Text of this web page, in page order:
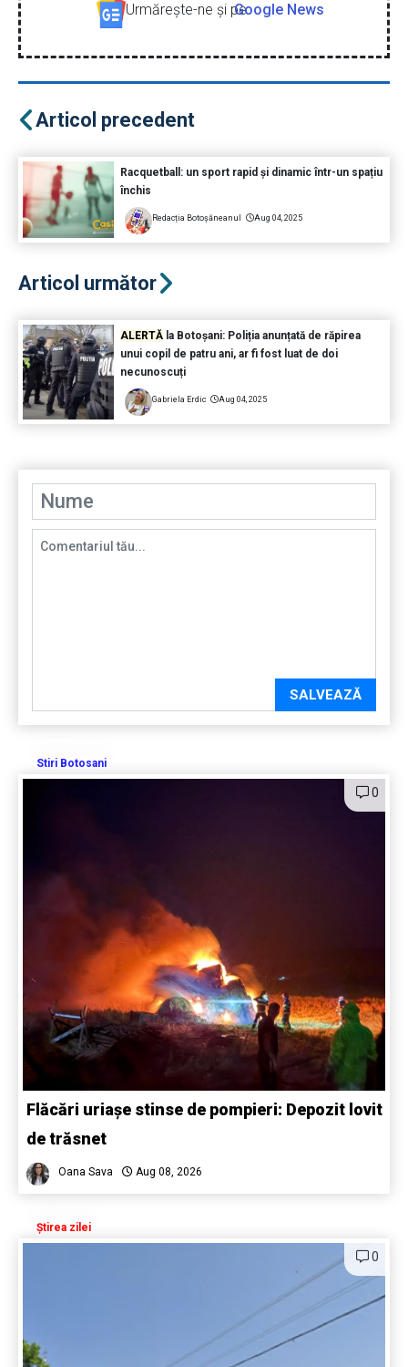
Urmăreşte-ne şi peGoogle News
Articol precedent
Racquetball: un sport rapid și dinamic într-un spațiu
închis
Redacția Botoșăneanul Aug 04, 2025
Articol următor
ALERTĂla Botoșani: Poliția anunțată de răpirea
unui copil de patru ani, ar fi fost luat de doi
necunoscuți
Gabriela Erdic Aug 04, 2025
SALVEAZĂ
Stiri Botosani
0
Flăcări uriașe stinse de pompieri: Depozit lovit
de trăsnet
Oana Sava Aug 08, 2026
Știrea zilei
0